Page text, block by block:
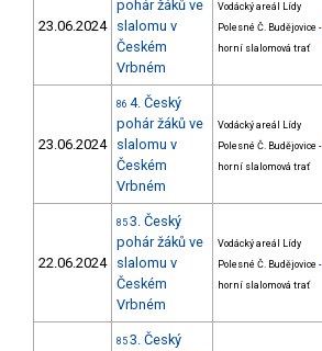
23.06.2024
pohár žáků ve
slalomu v
Českém
Vrbném
Vodácký areál Lídy
Polesné Č. Budějovice -
horní slalomová trať
23.06.2024
86 4. Český
pohár žáků ve
slalomu v
Českém
Vrbném
Vodácký areál Lídy
Polesné Č. Budějovice -
horní slalomová trať
22.06.2024
85 3. Český
pohár žáků ve
slalomu v
Českém
Vrbném
Vodácký areál Lídy
Polesné Č. Budějovice -
horní slalomová trať
85 3. Český